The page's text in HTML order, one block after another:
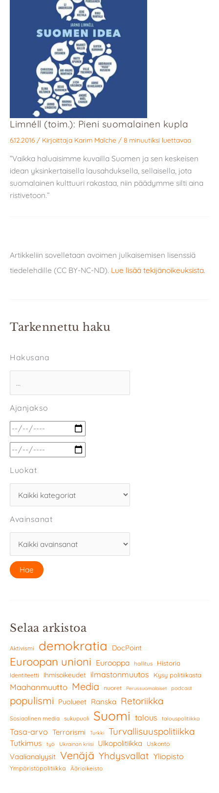
Limnéll (toim.): Pieni suomalainen kupla
6.12.2016 / Kirjoittaja Karim Maïche / 8 minuutiksi luettavaa
”Vaikka haluaisimme kuvailla Suomen ja sen keskeisen
idean yksinkertaisella lausahduksella, sellaisella, jota
suomalainen kulttuuri rakastaa, niin päädymme silti aina
ristivetoon.”
Artikkeliin sovelletaan avoimen julkaisemisen lisenssiä
tiedelehdille (CC BY-NC-ND). Lue lisää tekijänoikeuksista.
Tarkennettu haku
Hakusana
Ajanjakso
Luokat
Avainsanat
Selaa arkistoa
Aktivismi demokratia DocPoint
Euroopan unioni Eurooppa hallitus Historia
Identiteetti Ihmisoikeudet ilmastonmuutos Kysy politiikasta
Maahanmuutto Media nuoret Perussuomalaiset podcast
populismi Puolueet Ranska Retoriikka
Sosiaalinen media sukupuoli Suomi talous talouspolitiikka
Tasa-arvo Terrorismi Turkki Turvallisuuspolitiikka
Tutkimus työ Ukrainan kriisi Ulkopolitiikka Uskonto
Vaalianalyysit Venäjä Yhdysvallat Yliopisto
Ympäristöpolitiikka Äärioikeisto